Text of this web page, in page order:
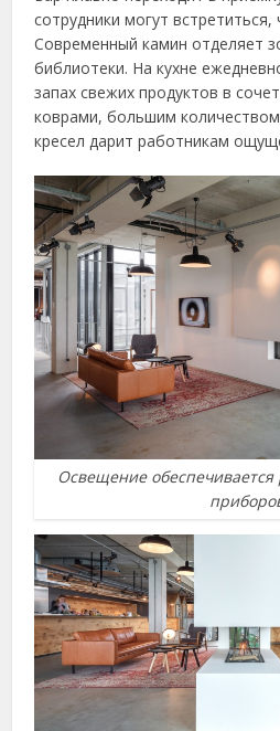
сотрудники могут
Современный камин отделяет
библиотеки. На кухне
запах свежих продуктов в
коврами, большим
кресел дарит работникам
Освещение